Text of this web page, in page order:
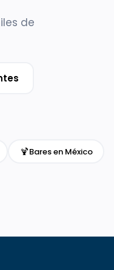
de
🍹Bares en México